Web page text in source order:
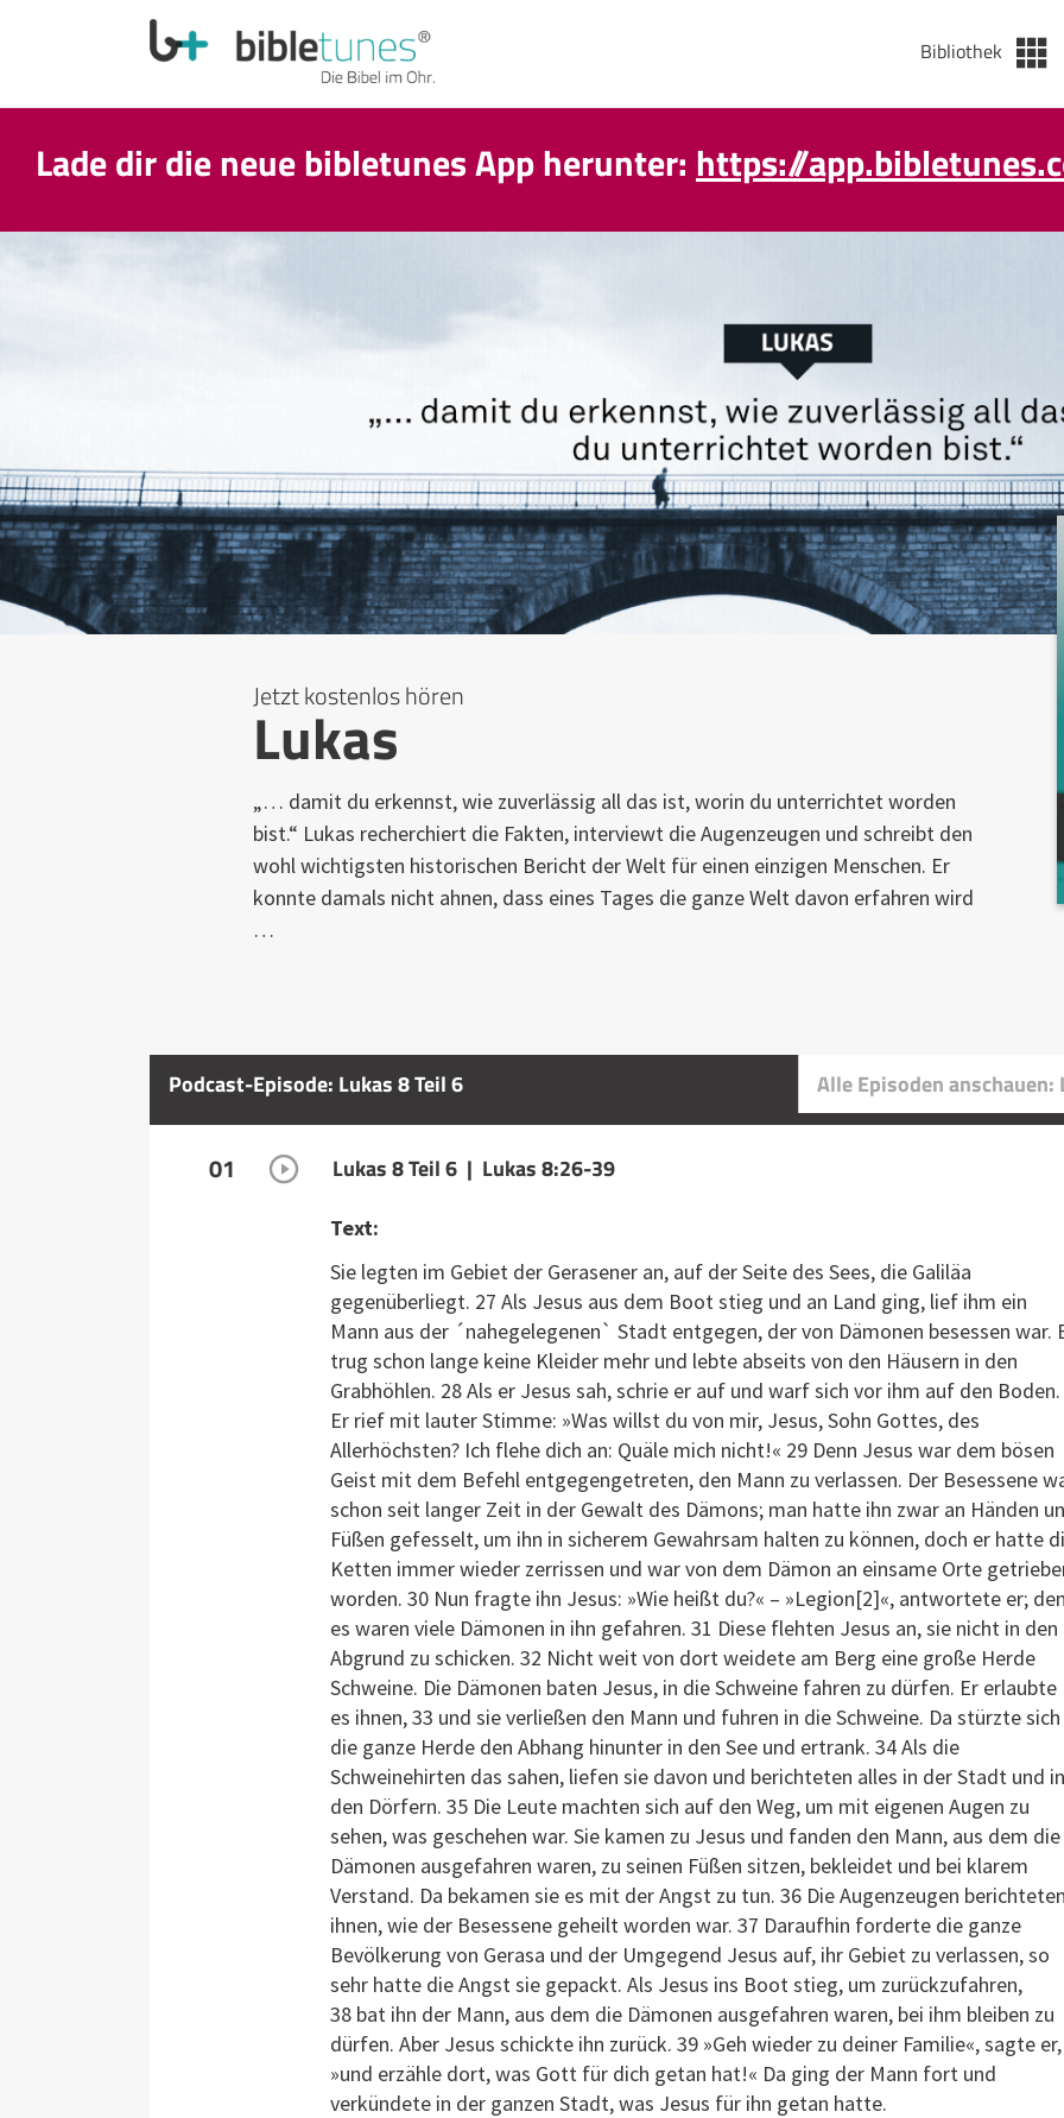
Bibliothek
Lade dir die neue bibletunes App herunter: https://
Jetzt kostenlos hören
Lukas
„… damit du erkennst, wie zuverlässig all das ist, worin du unterrichtet worden
bist.“ Lukas recherchiert die Fakten, interviewt die Augenzeugen und schreibt den
wohl wichtigsten historischen Bericht der Welt für einen einzigen Menschen. Er
konnte damals nicht ahnen, dass eines Tages die ganze Welt davon erfahren wird
…
Podcast-Episode: Lukas 8 Teil 6 Alle Episoden anschauen:
01 Lukas 8 Teil 6 | Lukas 8:26-39
Text:
Sie legten im Gebiet der Gerasener an, auf der Seite des Sees, die Galiläa
gegenüberliegt. 27 Als Jesus aus dem Boot stieg und an Land ging, lief ihm ein
Mann aus der ´nahegelegenen` Stadt entgegen, der von Dämonen besessen war.
trug schon lange keine Kleider mehr und lebte abseits von den Häusern in den
Grabhöhlen. 28 Als er Jesus sah, schrie er auf und warf sich vor ihm auf den Boden.
Er rief mit lauter Stimme: »Was willst du von mir, Jesus, Sohn Gottes, des
Allerhöchsten? Ich flehe dich an: Quäle mich nicht!« 29 Denn Jesus war dem bösen
Geist mit dem Befehl entgegengetreten, den Mann zu verlassen. Der Besessene
schon seit langer Zeit in der Gewalt des Dämons; man hatte ihn zwar an Händen
Füßen gefesselt, um ihn in sicherem Gewahrsam halten zu können, doch er hatte
Ketten immer wieder zerrissen und war von dem Dämon an einsame Orte
worden. 30 Nun fragte ihn Jesus: »Wie heißt du?« – »Legion[2]«, antwortete er;
es waren viele Dämonen in ihn gefahren. 31 Diese flehten Jesus an, sie nicht in den
Abgrund zu schicken. 32 Nicht weit von dort weidete am Berg eine große Herde
Schweine. Die Dämonen baten Jesus, in die Schweine fahren zu dürfen. Er erlaubte
es ihnen, 33 und sie verließen den Mann und fuhren in die Schweine. Da stürzte sich
die ganze Herde den Abhang hinunter in den See und ertrank. 34 Als die
Schweinehirten das sahen, liefen sie davon und berichteten alles in der Stadt und in
den Dörfern. 35 Die Leute machten sich auf den Weg, um mit eigenen Augen zu
sehen, was geschehen war. Sie kamen zu Jesus und fanden den Mann, aus dem die
Dämonen ausgefahren waren, zu seinen Füßen sitzen, bekleidet und bei klarem
Verstand. Da bekamen sie es mit der Angst zu tun. 36 Die Augenzeugen berichteten
ihnen, wie der Besessene geheilt worden war. 37 Daraufhin forderte die ganze
Bevölkerung von Gerasa und der Umgegend Jesus auf, ihr Gebiet zu verlassen, so
sehr hatte die Angst sie gepackt. Als Jesus ins Boot stieg, um zurückzufahren,
38 bat ihn der Mann, aus dem die Dämonen ausgefahren waren, bei ihm bleiben zu
dürfen. Aber Jesus schickte ihn zurück. 39 »Geh wieder zu deiner Familie«, sagte er,
»und erzähle dort, was Gott für dich getan hat!« Da ging der Mann fort und
verkündete in der ganzen Stadt, was Jesus für ihn getan hatte.